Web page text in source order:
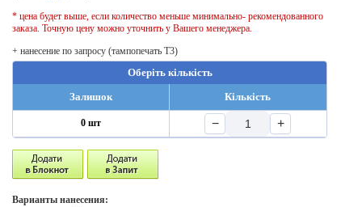
* цена будет выше, если количество меньше минимально- рекомендованного
заказа. Точную цену можно уточнить у Вашего менеджера.
+ нанесение по запросу (тампопечать T3)
Оберіть кількість
Залишок
Кількість
0 шт − +
Варианты нанесения: